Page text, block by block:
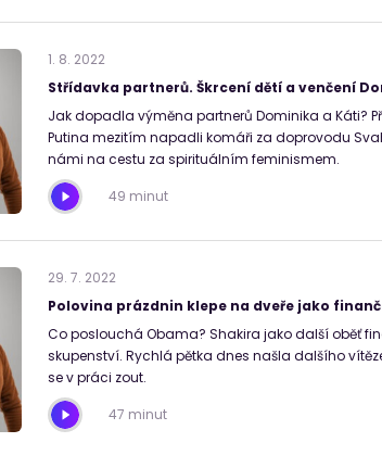
1. 8. 2022
Střídavka partnerů. Škrcení dětí a venčení
Jak dopadla výměna partnerů Dominika a Káti?
Putina mezitím napadli komáři za doprovodu
námi na cestu za spirituálním feminismem.
49 minut
29. 7. 2022
Polovina prázdnin klepe na dveře jako
Co poslouchá Obama? Shakira jako další oběť
skupenství. Rychlá pětka dnes našla dalšího
se v práci zout.
47 minut